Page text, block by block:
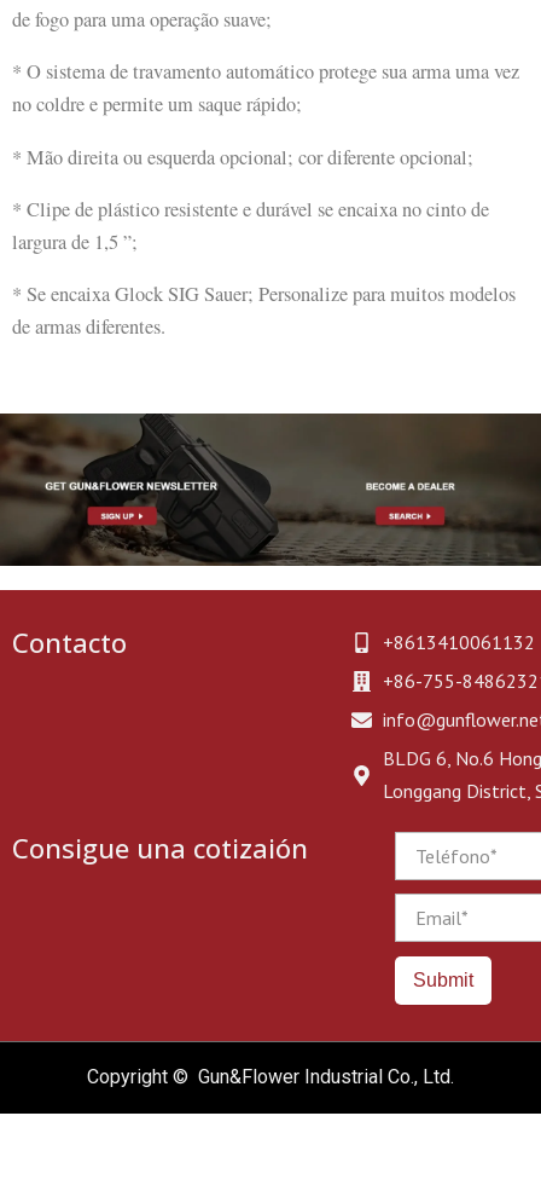
de fogo para uma operação suave;
* O sistema de travamento automático protege sua arma uma vez
no coldre e permite um saque rápido;
* Mão direita ou esquerda opcional; cor diferente opcional;
* Clipe de plástico resistente e durável se encaixa no cinto de
largura de 1,5 ”;
* Se encaixa Glock SIG Sauer; Personalize para muitos modelos
de armas diferentes.
Contacto
+8613410061132
+86-755-
BLDG 6, No.6
Longgang District,
Consigue una cotizaión
Submit
Copyright © Gun&Flower Industrial Co., Ltd.